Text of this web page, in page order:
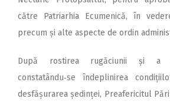
către Patriarhia Ecumenică, în
precum și alte aspecte de ordin
După rostirea rugăciunii și a
constatându‑se îndeplinirea
desfășurarea ședinței, Preafericitul